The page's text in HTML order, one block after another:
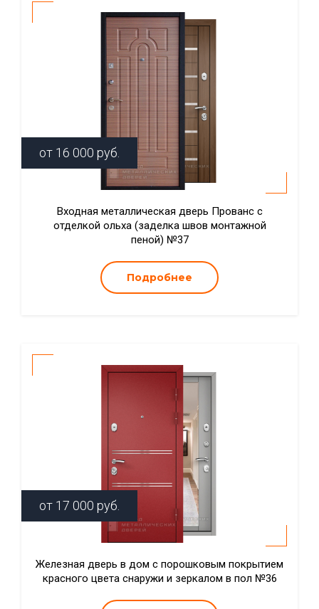
от 16 000 руб.
Входная металлическая дверь Прованс с
отделкой ольха (заделка швов монтажной
пеной) №37
Подробнее
от 17 000 руб.
Железная дверь в дом с порошковым покрытием
красного цвета снаружи и зеркалом в пол №36